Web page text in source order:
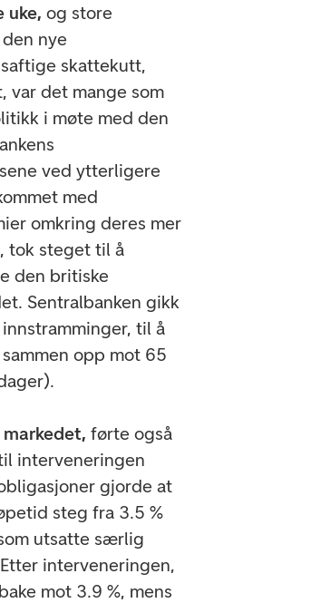
uke,og store
nye
skattekutt,
var det mange som
i møte med den
ved ytterligere
med
omkring deres mer
tok steget til å
den britiske
Sentralbanken gikk
til å
opp mot 65
markedet,førte også
interveneringen
gjorde at
steg fra 3.5 %
utsatte særlig
interveneringen,
mot 3.9 %, mens